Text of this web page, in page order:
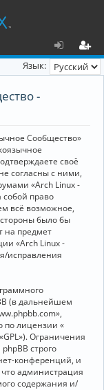
х
ег
Язык:
-
Сообщество»
своё
согласны с ними,
«Arch Linux -
собой право
всё возможное,
было бы
на предмет
«Arch Linux -
исправления
(в дальнейшем
по лицензии «
Ограничения
строго
конференций, и
что администрация
содержания и/